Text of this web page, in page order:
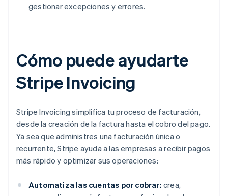
gestionar excepciones y errores.
Cómo puede ayudarte
Stripe Invoicing
Stripe Invoicing simplifica tu proceso de facturación,
desde la creación de la factura hasta el cobro del pago.
Ya sea que administres una facturación única o
recurrente, Stripe ayuda a las empresas a recibir pagos
más rápido y optimizar sus operaciones:
Automatiza las cuentas por cobrar: crea,